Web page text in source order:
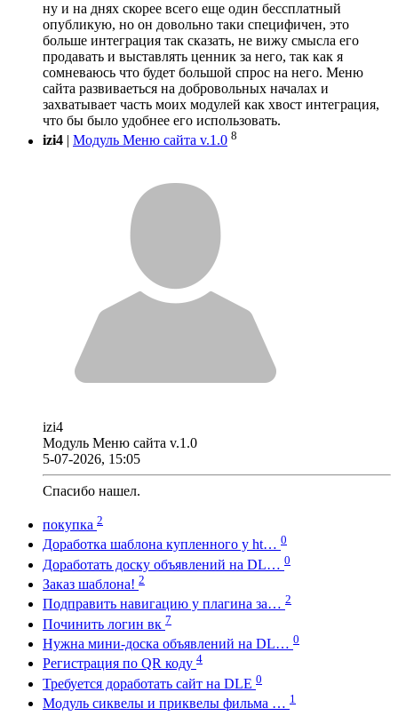
ну и на днях скорее всего еще один бессплатный
опубликую, но он довольно таки специфичен, это
больше интеграция так сказать, не вижу смысла его
продавать и выставлять ценник за него, так как я
сомневаюсь что будет большой спрос на него. Меню
сайта развиваеться на добровольных началах и
захватывает часть моих модулей как хвост интеграция,
что бы было удобнее его использовать.
izi4
Модуль Меню сайта v.1.0 8
izi4
Модуль Меню сайта v.1.0
5-07-2026, 15:05
Спасибо нашел.
покупка 2
Доработка шаблона купленного у ht… 0
Доработать доску объявлений на DL… 0
Заказ шаблона! 2
Подправить навигацию у плагина за… 2
Починить логин вк 7
Нужна мини-доска объявлений на DL… 0
Регистрация по QR коду 4
Требуется доработать сайт на DLE 0
Модуль сиквелы и приквелы фильма … 1